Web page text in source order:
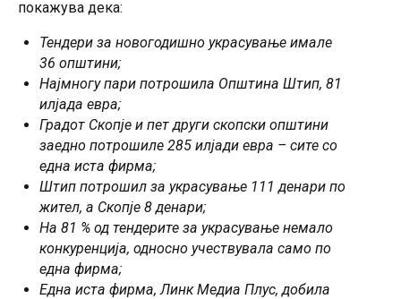
покажува дека:
Тендери за новогодишно украсување имале
36 општини;
Најмногу пари потрошила Општина Штип, 81
илјада евра;
Градот Скопје и пет други скопски општини
заедно потрошиле 285 илјади евра – сите со
една иста фирма;
Штип потрошил за украсување 111 денари по
жител, а Скопје 8 денари;
На 81 % од тендерите за украсување немало
конкуренција, односно учествувала само по
една фирма;
Една иста фирма, Линк Медиа Плус, добила